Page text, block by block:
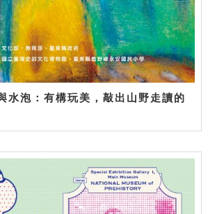
水泡：有構玩美，敲出山野走讀的